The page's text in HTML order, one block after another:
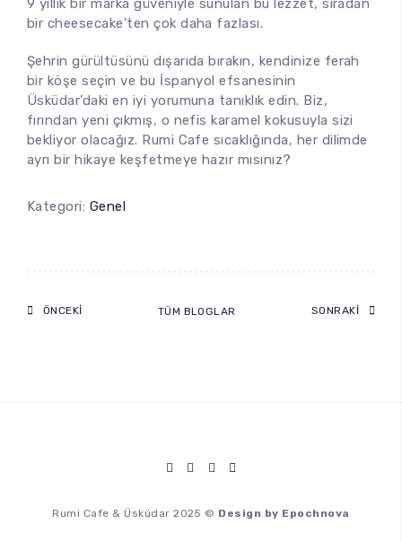
9 yıllık bir marka güveniyle sunulan bu lezzet, sıradan
bir cheesecake’ten çok daha fazlası.
Şehrin gürültüsünü dışarıda bırakın, kendinize ferah
bir köşe seçin ve bu İspanyol efsanesinin
Üsküdar’daki en iyi yorumuna tanıklık edin. Biz,
fırından yeni çıkmış, o nefis karamel kokusuyla sizi
bekliyor olacağız. Rumi Cafe sıcaklığında, her dilimde
ayrı bir hikaye keşfetmeye hazır mısınız?
Kategori: Genel
ÖNCEKI TÜM BLOGLAR SONRAKI
Rumi Cafe & Üsküdar 2025 © Design by Epochnova